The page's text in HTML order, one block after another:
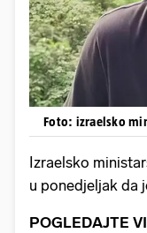
Foto: izraelsko
Izraelsko
u ponedjeljak da
POGLEDAJTE